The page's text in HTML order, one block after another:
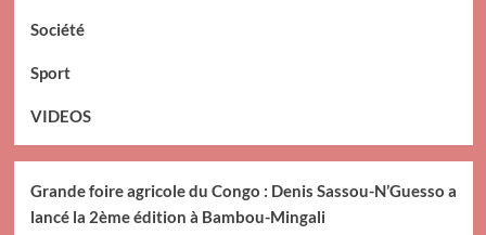
Société
Sport
VIDEOS
Grande foire agricole du Congo : Denis Sassou-N’Guesso a
lancé la 2ème édition à Bambou-Mingali